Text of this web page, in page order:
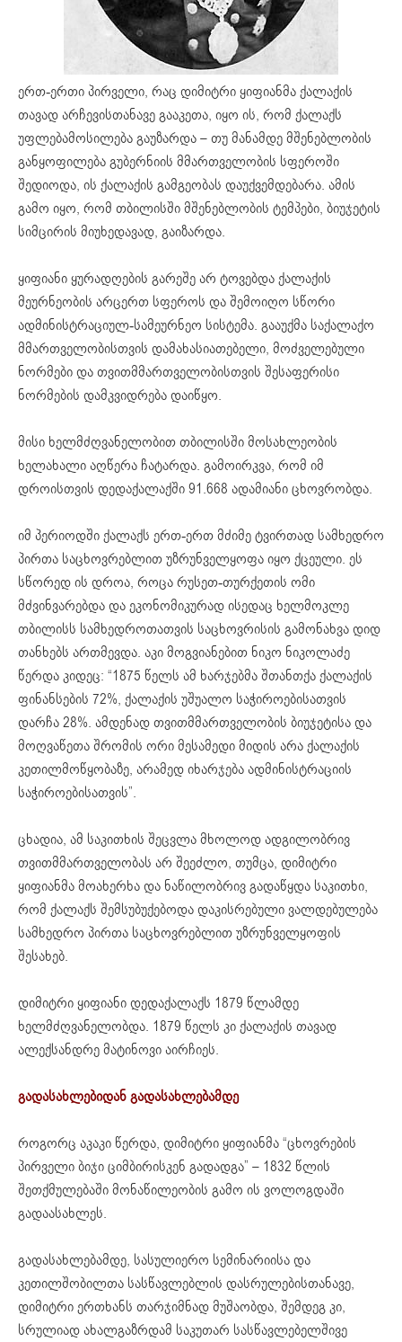
ერთ-ერთი პირველი, რაც დიმიტრი ყიფიანმა ქალაქის
თავად არჩევისთანავე გააკეთა, იყო ის, რომ ქალაქს
უფლებამოსილება გაუზარდა – თუ მანამდე მშენებლობის
განყოფილება გუბერნიის მმართველობის სფეროში
შედიოდა, ის ქალაქის გამგეობას დაუქვემდებარა. ამის
გამო იყო, რომ თბილისში მშენებლობის ტემპები, ბიუჯეტის
სიმცირის მიუხედავად, გაიზარდა.
ყიფიანი ყურადღების გარეშე არ ტოვებდა ქალაქის
მეურნეობის არცერთ სფეროს და შემოიღო სწორი
ადმინისტრაციულ-სამეურნეო სისტემა. გააუქმა საქალაქო
მმართველობისთვის დამახასიათებელი, მოძველებული
ნორმები და თვითმმართველობისთვის შესაფერისი
ნორმების დამკვიდრება დაიწყო.
მისი ხელმძღვანელობით თბილისში მოსახლეობის
ხელახალი აღწერა ჩატარდა. გამოირკვა, რომ იმ
დროისთვის დედაქალაქში 91.668 ადამიანი ცხოვრობდა.
იმ პერიოდში ქალაქს ერთ-ერთ მძიმე ტვირთად სამხედრო
პირთა საცხოვრებლით უზრუნველყოფა იყო ქცეული. ეს
სწორედ ის დროა, როცა რუსეთ-თურქეთის ომი
მძვინვარებდა და ეკონომიკურად ისედაც ხელმოკლე
თბილისს სამხედროთათვის საცხოვრისის გამონახვა დიდ
თანხებს ართმევდა. აკი მოგვიანებით ნიკო ნიკოლაძე
წერდა კიდეც: “1875 წელს ამ ხარჯებმა შთანთქა ქალაქის
ფინანსების 72%, ქალაქის უშუალო საჭიროებისათვის
დარჩა 28%. ამდენად თვითმმართველობის ბიუჯეტისა და
მოღვაწეთა შრომის ორი მესამედი მიდის არა ქალაქის
კეთილმოწყობაზე, არამედ იხარჯება ადმინისტრაციის
საჭიროებისათვის”.
ცხადია, ამ საკითხის შეცვლა მხოლოდ ადგილობრივ
თვითმმართველობას არ შეეძლო, თუმცა, დიმიტრი
ყიფიანმა მოახერხა და ნაწილობრივ გადაწყდა საკითხი,
რომ ქალაქს შემსუბუქებოდა დაკისრებული ვალდებულება
სამხედრო პირთა საცხოვრებლით უზრუნველყოფის
შესახებ.
დიმიტრი ყიფიანი დედაქალაქს 1879 წლამდე
ხელმძღვანელობდა. 1879 წელს კი ქალაქის თავად
ალექსანდრე მატინოვი აირჩიეს.
გადასახლებიდან გადასახლებამდე
როგორც აკაკი წერდა, დიმიტრი ყიფიანმა “ცხოვრების
პირველი ბიჯი ციმბირისკენ გადადგა” – 1832 წლის
შეთქმულებაში მონაწილეობის გამო ის ვოლოგდაში
გადაასახლეს.
გადასახლებამდე, სასულიერო სემინარიისა და
კეთილშობილთა სასწავლებლის დასრულებისთანავე,
დიმიტრი ერთხანს თარჯიმნად მუშაობდა, შემდეგ კი,
სრულიად ახალგაზრდამ საკუთარ სასწავლებელშივე